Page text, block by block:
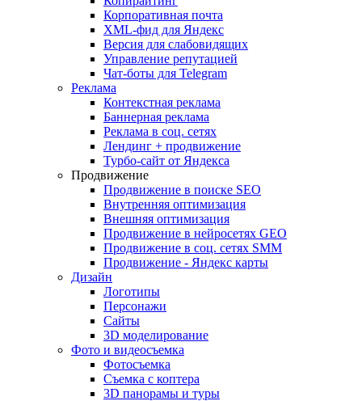
Корпоративная почта
XML-фид для Яндекс
Версия для слабовидящих
Управление репутацией
Чат-боты для Telegram
Реклама
Контекстная реклама
Баннерная реклама
Реклама в соц. сетях
Лендинг + продвижение
Турбо-сайт от Яндекса
Продвижение
Продвижение в поиске SEO
Внутренняя оптимизация
Внешняя оптимизация
Продвижение в нейросетях GEO
Продвижение в соц. сетях SMM
Продвижение - Яндекс карты
Дизайн
Логотипы
Персонажи
Сайты
3D моделирование
Фото и видеосъемка
Фотосъемка
Съемка с коптера
3D панорамы и туры